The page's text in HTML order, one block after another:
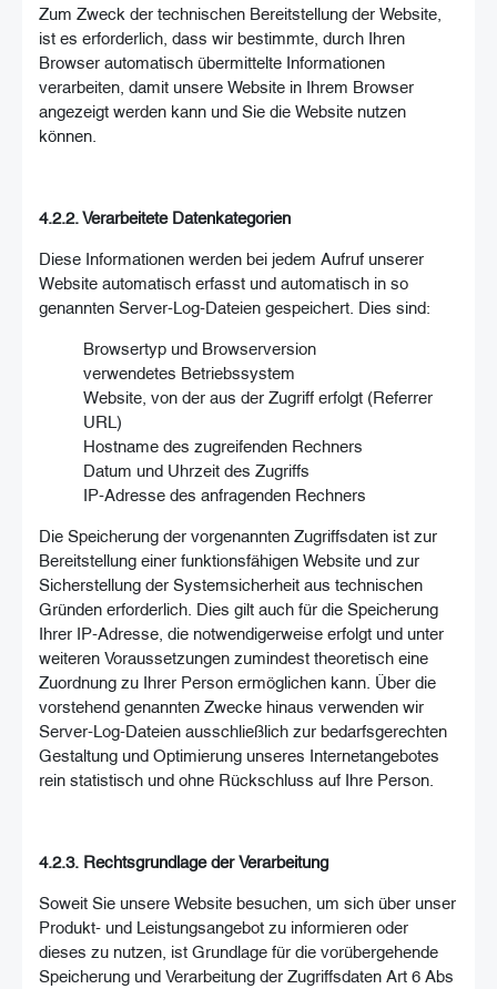
Zum Zweck der technischen Bereitstellung der Website,
ist es erforderlich, dass wir bestimmte, durch Ihren
Browser automatisch übermittelte Informationen
verarbeiten, damit unsere Website in Ihrem Browser
angezeigt werden kann und Sie die Website nutzen
können.
4.2.2. Verarbeitete Datenkategorien
Diese Informationen werden bei jedem Aufruf unserer
Website automatisch erfasst und automatisch in so
genannten Server-Log-Dateien gespeichert. Dies sind:
Browsertyp und Browserversion
verwendetes Betriebssystem
Website, von der aus der Zugriff erfolgt (Referrer
URL)
Hostname des zugreifenden Rechners
Datum und Uhrzeit des Zugriffs
IP-Adresse des anfragenden Rechners
Die Speicherung der vorgenannten Zugriffsdaten ist zur
Bereitstellung einer funktionsfähigen Website und zur
Sicherstellung der Systemsicherheit aus technischen
Gründen erforderlich. Dies gilt auch für die Speicherung
Ihrer IP-Adresse, die notwendigerweise erfolgt und unter
weiteren Voraussetzungen zumindest theoretisch eine
Zuordnung zu Ihrer Person ermöglichen kann. Über die
vorstehend genannten Zwecke hinaus verwenden wir
Server-Log-Dateien ausschließlich zur bedarfsgerechten
Gestaltung und Optimierung unseres Internetangebotes
rein statistisch und ohne Rückschluss auf Ihre Person.
4.2.3. Rechtsgrundlage der Verarbeitung
Soweit Sie unsere Website besuchen, um sich über unser
Produkt- und Leistungsangebot zu informieren oder
dieses zu nutzen, ist Grundlage für die vorübergehende
Speicherung und Verarbeitung der Zugriffsdaten Art 6 Abs